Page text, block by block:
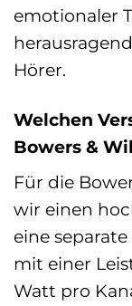
emotionaler
Hörer.
Welchen
Bowers &
Für die
wir einen
eine
mit einer
Watt pro